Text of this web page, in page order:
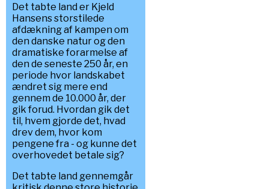
Det tabte land er Kjeld
Hansens storstilede
afdækning af kampen om
den danske natur og den
dramatiske forarmelse af
den de seneste 250 år, en
periode hvor landskabet
ændret sig mere end
gennem de 10.000 år, der
gik forud. Hvordan gik det
til, hvem gjorde det, hvad
drev dem, hvor kom
pengene fra - og kunne det
overhovedet betale sig?
Det tabte land gennemgår